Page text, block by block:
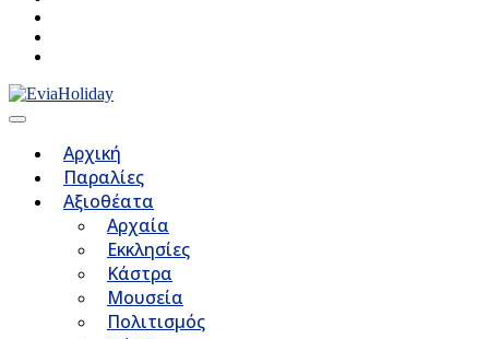
Αρχική
Παραλίες
Αξιοθέατα
Αρχαία
Εκκλησίες
Κάστρα
Μουσεία
Πολιτισμός